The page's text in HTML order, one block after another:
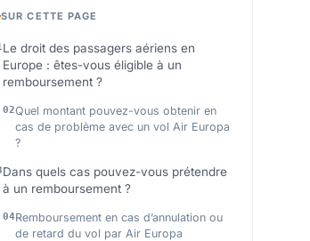
SUR CETTE PAGE
Le droit des passagers aériens en
Europe : êtes-vous éligible à un
remboursement ?
Quel montant pouvez-vous obtenir en
cas de problème avec un vol Air Europa
?
Dans quels cas pouvez-vous prétendre
à un remboursement ?
Remboursement en cas d’annulation ou
de retard du vol par Air Europa